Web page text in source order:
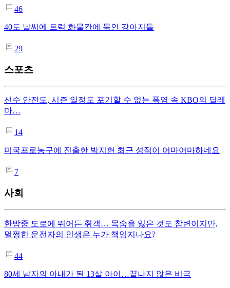
46
40도 날씨에 트럭 화물칸에 묶인 강아지들
29
스포츠
선수 안전도, 시즌 일정도 포기할 수 없는 폭염 속 KBO의 딜레
마…
14
미국프로농구에 진출한 박지현 최근 성적이 어마어마하네요
7
사회
한밤중 도로에 뛰어든 취객… 목숨을 잃은 것도 참변이지만,
멀쩡한 운전자의 인생은 누가 책임지나요?
44
80세 남자의 아내가 된 13살 아이…끝나지 않은 비극